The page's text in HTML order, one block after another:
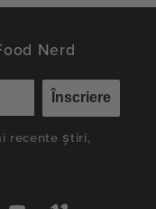
Nerd
Înscriere
recente știri,